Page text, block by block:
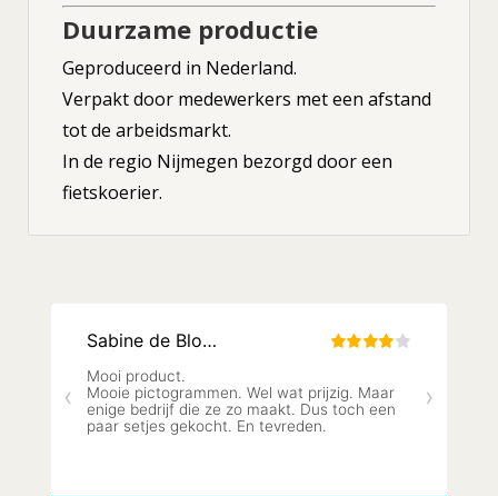
Duurzame productie
Geproduceerd in Nederland.
Verpakt door medewerkers met een afstand
tot de arbeidsmarkt.
In de regio Nijmegen bezorgd door een
fietskoerier.